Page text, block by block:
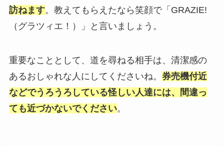
訪ねます。教えてもらえたなら笑顔で「GRAZIE!
（グラツィエ！）」と言いましょう。
重要なこととして、道を尋ねる相手は、清潔感の
あるおしゃれな人にしてくださいね。 券売機付近
などでうろうろしている怪しい人達には、間違っ
ても近づかないでください。